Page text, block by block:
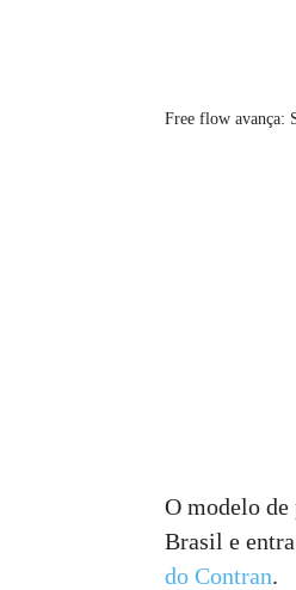
Free flow avança:
O modelo
Brasil e
do Contran.